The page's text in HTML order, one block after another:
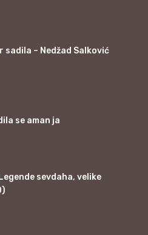
sadila – Nedžad Salković
se aman ja
sevdaha, velike